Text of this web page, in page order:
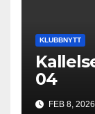
KLUBBNYTT
04
FEB 8, 2026